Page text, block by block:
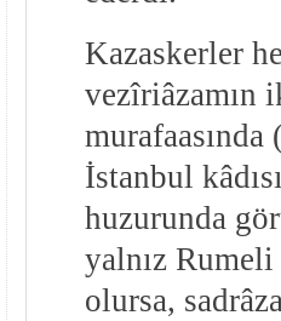
Kazaskerler
vezîriâzamın
İstanbul
huzurunda
yalnız
olursa,